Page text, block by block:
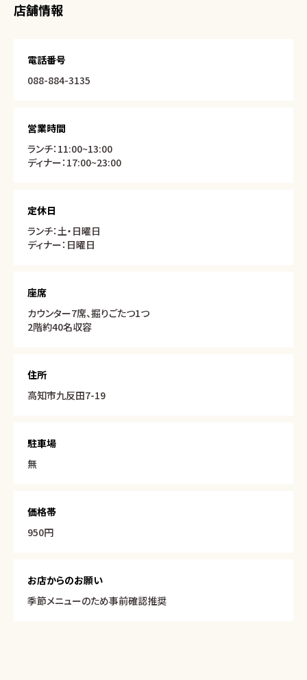
店舗情報
電話番号
088-884-3135
営業時間
ランチ：11:00~13:00
ディナー：17:00~23:00
定休日
ランチ：土・日曜日
ディナー：日曜日
座席
カウンター7席、掘りごたつ1つ
2階約40名収容
住所
高知市九反田7-19
駐車場
無
価格帯
950円
お店からのお願い
季節メニューのため事前確認推奨